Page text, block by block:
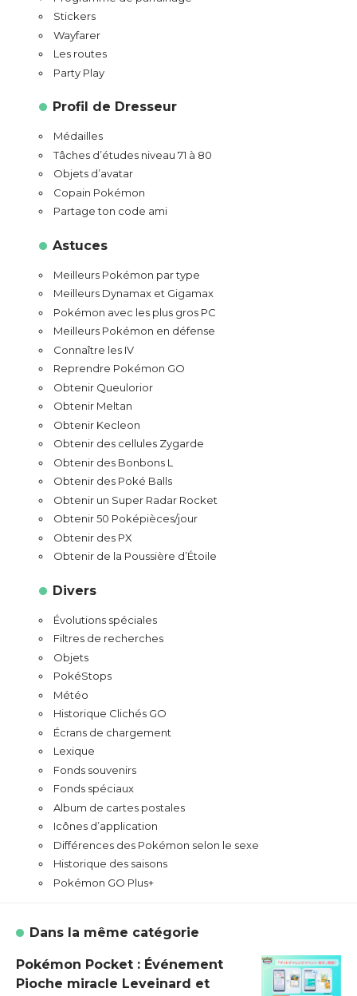
Stickers
Wayfarer
Les routes
Party Play
Profil de Dresseur
Médailles
Tâches d’études niveau 71 à 80
Objets d’avatar
Copain Pokémon
Partage ton code ami
Astuces
Meilleurs Pokémon par type
Meilleurs Dynamax et Gigamax
Pokémon avec les plus gros PC
Meilleurs Pokémon en défense
Connaître les IV
Reprendre Pokémon GO
Obtenir Queulorior
Obtenir Meltan
Obtenir Kecleon
Obtenir des cellules Zygarde
Obtenir des Bonbons L
Obtenir des Poké Balls
Obtenir un Super Radar Rocket
Obtenir 50 Poképièces/jour
Obtenir des PX
Obtenir de la Poussière d’Étoile
Divers
Évolutions spéciales
Filtres de recherches
Objets
PokéStops
Météo
Historique Clichés GO
Écrans de chargement
Lexique
Fonds souvenirs
Fonds spéciaux
Album de cartes postales
Icônes d’application
Différences des Pokémon selon le sexe
Historique des saisons
Pokémon GO Plus+
Dans la même catégorie
Pokémon Pocket : Événement
Pioche miracle Leveinard et